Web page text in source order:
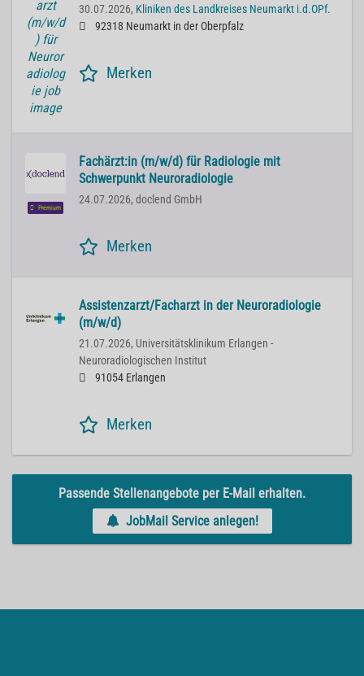
30.07.2026, Kliniken des Landkreises Neumarkt i.d.OPf.
92318 Neumarkt in der Oberpfalz
Merken
Premium
Fachärzt:in (m/w/d) für Radiologie mit
Schwerpunkt Neuroradiologie
24.07.2026, doclend GmbH
Merken
Assistenzarzt/Facharzt in der Neuroradiologie
(m/w/d)
21.07.2026, Universitätsklinikum Erlangen -
Neuroradiologischen Institut
91054 Erlangen
Merken
Passende Stellenangebote per E-Mail erhalten.
JobMail Service anlegen!